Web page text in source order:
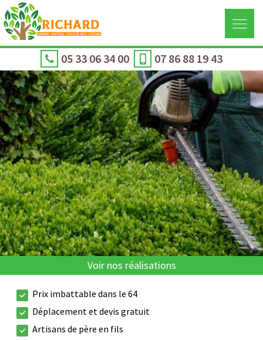
05 33 06 34 00 07 86 88 19 43
Voir nos réalisations
Prix imbattable dans le 64
Déplacement et devis gratuit
Artisans de père en fils